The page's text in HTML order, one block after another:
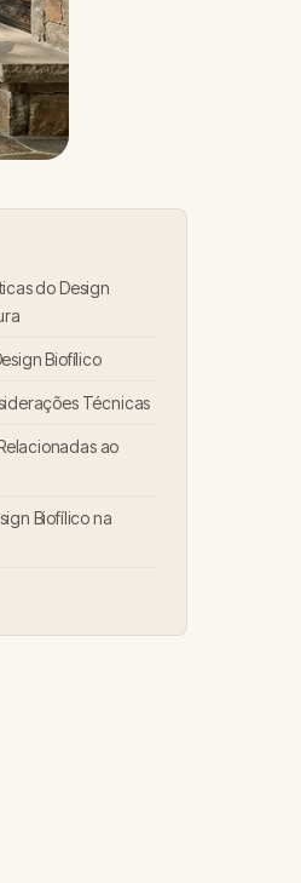
do Design
Biofílico
Técnicas
ao
Biofílico na